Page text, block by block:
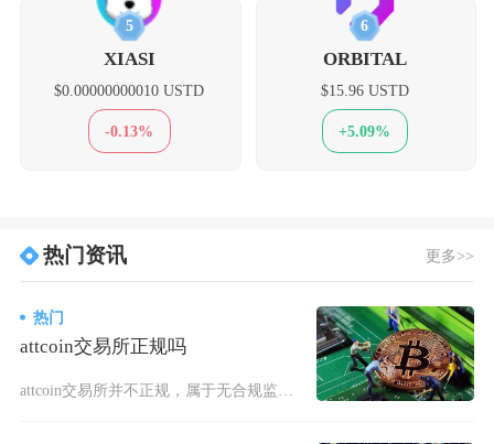
5
XIASI
$0.00000000010 USTD
-0.13%
6
ORBITAL
$15.96 USTD
+5.09%
热门资讯 更多>>
热门
attcoin交易所正规吗